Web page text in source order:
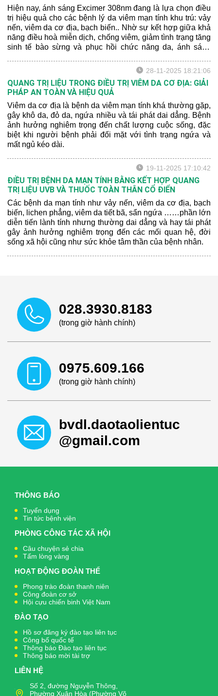
Hiện nay, ánh sáng Excimer 308nm đang là lựa chọn điều
trị hiệu quả cho các bệnh lý da viêm mạn tính khu trú: vảy
nến, viêm da cơ địa, bạch biến.. Nhờ sự kết hợp giữa khả
năng điều hoà miễn dịch, chống viêm, giảm tình trạng tăng
sinh tế bào sừng và phục hồi chức năng da, ánh sáng
thiện sang thương da và rút ngắn thời gian điều trị cho
28-11-2025 18:21:06
QUANG TRỊ LIỆU TRONG ĐIỀU TRỊ VIÊM DA CƠ ĐỊA: GIẢI
PHÁP AN TOÀN VÀ HIỆU QUẢ
Viêm da cơ địa là bệnh da viêm mạn tính khá thường gặp,
gây khô da, đỏ da, ngứa nhiều và tái phát dai dẳng. Bệnh
ảnh hưởng nghiêm trọng đến chất lượng cuộc sống, đặc
biệt khi người bệnh phải đối mặt với tình trạng ngứa và
mất ngủ kéo dài.
19-11-2025 17:10:42
ĐIỀU TRỊ BỆNH DA MẠN TÍNH BẰNG KẾT HỢP QUANG
TRỊ LIỆU UVB VÀ THUỐC TOÀN THÂN CỔ ĐIỂN
Các bệnh da mạn tính như vảy nến, viêm da cơ địa, bạch
biến, lichen phẳng, viêm da tiết bã, sẩn ngứa ……phần lớn
diễn tiến lành tính nhưng thường dai dẳng và hay tái phát
gây ảnh hưởng nghiêm trọng đến các mối quan hệ, đời
sống xã hội cũng như sức khỏe tâm thần của bệnh nhân.
028.3930.8183
(trong giờ hành chính)
0975.609.166
(trong giờ hành chính)
bvdl.daotaolientuc
@gmail.com
THÔNG BÁO
Tuyển dụng
Tin tức bệnh viện
PHÒNG CÔNG TÁC XÃ HỘI
Câu chuyện sẻ chia
Tấm lòng vàng
HOẠT ĐỘNG ĐOÀN THỂ
Phong trào đoàn thanh niên
Công đoàn cơ sở
Hội cựu chiến binh Việt Nam
ĐÀO TẠO
Hồ sơ đăng ký đào tạo liên tục
Công bố quốc tế
Thông báo Đào tạo liên tục
Thông báo mời tài trợ
LIÊN HỆ
Số 2, đường Nguyễn Thông,
Phường Xuân Hòa (Phường Võ